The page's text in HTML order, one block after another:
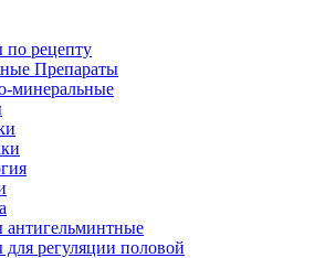
по рецепту
Препараты
минеральные
антигельминтные
регуляции половой